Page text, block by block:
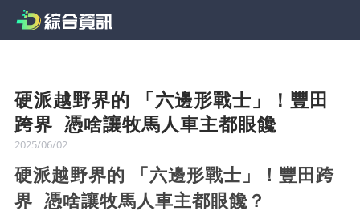
硬派越野界的 「六邊形戰士」！豐田
跨界 憑啥讓牧馬人車主都眼饞
2025/06/02
硬派越野界的 「六邊形戰士」！豐田跨
界 憑啥讓牧馬人車主都眼饞？